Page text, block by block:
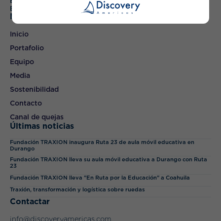
Español
Mapa
Inicio
Portafolio
Equipo
Media
Sostenibilidad
Contacto
Canal de quejas
Últimas noticias
Fundación TRAXION inaugura Ruta 23 de aula móvil educativa en
Durango
Fundación TRAXION lleva su aula móvil educativa a Durango con Ruta
23
Fundación TRAXION lleva "En Ruta por la Educación" a Coahuila
Traxión, transformación y logística sobre ruedas
Contactar
info@discoveryamericas.com